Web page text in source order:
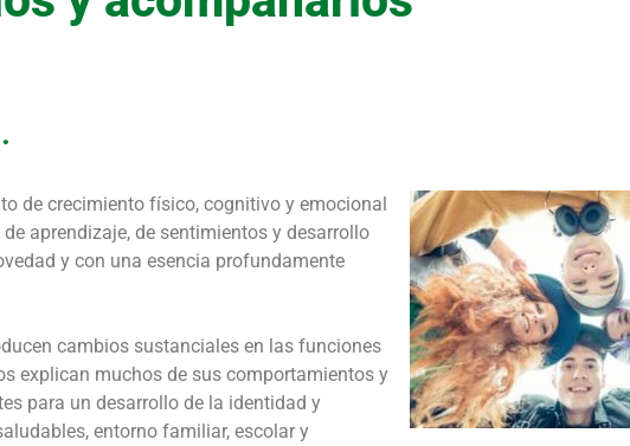
de crecimiento físico, cognitivo y emocional
aprendizaje, de sentimientos y desarrollo
y con una esencia profundamente
cambios sustanciales en las funciones
explican muchos de sus comportamientos y
para un desarrollo de la identidad y
entorno familiar, escolar y